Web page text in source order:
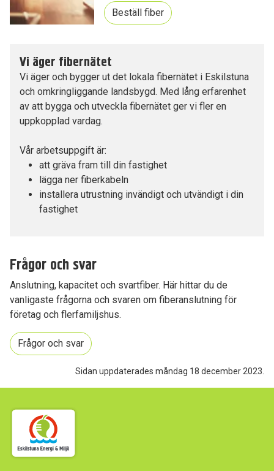
Beställ fiber
Vi äger fibernätet
Vi äger och bygger ut det lokala fibernätet i Eskilstuna
och omkringliggande landsbygd. Med lång erfarenhet
av att bygga och utveckla fibernätet ger vi fler en
uppkopplad vardag.
Vår arbetsuppgift är:
att gräva fram till din fastighet
lägga ner fiberkabeln
installera utrustning invändigt och utvändigt i din
fastighet
Frågor och svar
Anslutning, kapacitet och svartfiber. Här hittar du de
vanligaste frågorna och svaren om fiberanslutning för
företag och flerfamiljshus.
Frågor och svar
Sidan uppdaterades måndag 18 december 2023.